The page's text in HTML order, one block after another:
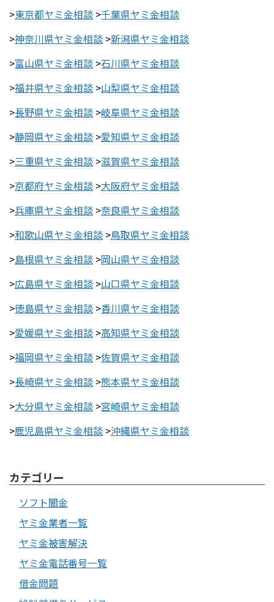
>東京都ヤミ金相談 >千葉県ヤミ金相談
>神奈川県ヤミ金相談 >新潟県ヤミ金相談
>富山県ヤミ金相談 >石川県ヤミ金相談
>福井県ヤミ金相談 >山梨県ヤミ金相談
>長野県ヤミ金相談 >岐阜県ヤミ金相談
>静岡県ヤミ金相談 >愛知県ヤミ金相談
>三重県ヤミ金相談 >滋賀県ヤミ金相談
>京都府ヤミ金相談 >大阪府ヤミ金相談
>兵庫県ヤミ金相談 >奈良県ヤミ金相談
>和歌山県ヤミ金相談 >鳥取県ヤミ金相談
>島根県ヤミ金相談 >岡山県ヤミ金相談
>広島県ヤミ金相談 >山口県ヤミ金相談
>徳島県ヤミ金相談 >香川県ヤミ金相談
>愛媛県ヤミ金相談 >高知県ヤミ金相談
>福岡県ヤミ金相談 >佐賀県ヤミ金相談
>長崎県ヤミ金相談 >熊本県ヤミ金相談
>大分県ヤミ金相談 >宮崎県ヤミ金相談
>鹿児島県ヤミ金相談 >沖縄県ヤミ金相談
カテゴリー
ソフト闇金
ヤミ金業者一覧
ヤミ金被害解決
ヤミ金電話番号一覧
借金問題